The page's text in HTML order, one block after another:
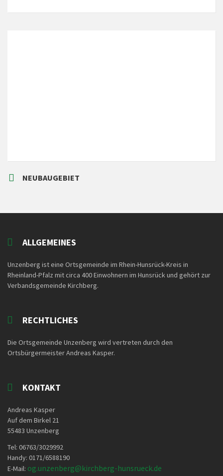
NEUBAUGEBIET
ALLGEMEINES
Unzenberg ist eine Ortsgemeinde im Rhein-Hunsrück-Kreis in
Rheinland-Pfalz mit circa 400 Einwohnern im Hunsrück und gehört zur
Verbandsgemeinde Kirchberg.
RECHTLICHES
Die Ortsgemeinde Unzenberg wird vertreten durch den
Ortsbürgermeister Andreas Kasper.
KONTAKT
Andreas Kasper
Auf dem Birkel 21
55483 Unzenberg
Tel: 06763/3029992
Handy: 0171/6588190
E-Mail: og.unzenberg@kirchberg-hunsrueck.de